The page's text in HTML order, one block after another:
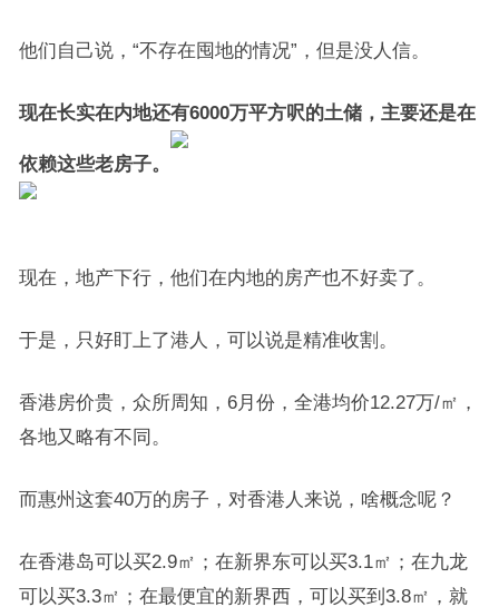
他们自己说，“不存在囤地的情况”，但是没人信。
现在长实在内地还有6000万平方呎的土储，主要还是在
依赖这些老房子。
现在，地产下行，他们在内地的房产也不好卖了。
于是，只好盯上了港人，可以说是精准收割。
香港房价贵，众所周知，6月份，全港均价12.27万/㎡，
各地又略有不同。
而惠州这套40万的房子，对香港人来说，啥概念呢？
在香港岛可以买2.9㎡；在新界东可以买3.1㎡；在九龙
可以买3.3㎡；在最便宜的新界西，可以买到3.8㎡，就